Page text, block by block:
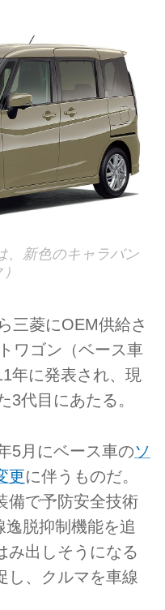
、新色のキャラバン
三菱にOEM供給さ
ワゴン（ベース車
年に発表され、現
3代目にあたる。
5月にベース車のソ
更に伴うものだ。
備で予防安全技術
逸脱抑制機能を追
み出しそうになる
し、クルマを車線